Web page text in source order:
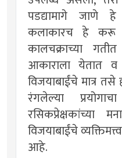
पडद्यामागे जाणे
कलाकारच हे करू
कालचक्राच्या
आकाराला येतात व
विजयाबाईंचे मात्र तसे
रंगलेल्या
रसिकप्रेक्षकांच्या
विजयाबाईंचे
आहे.